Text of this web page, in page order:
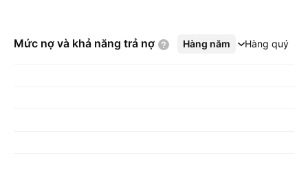
Mức nợ và khả năng trả nợ Hàng năm Hàng quý
Xem thêm